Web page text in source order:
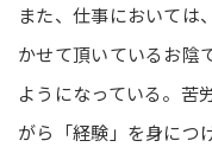
また、仕事においては
かせて頂いているお陰
ようになっている。苦
がら「経験」を身につ